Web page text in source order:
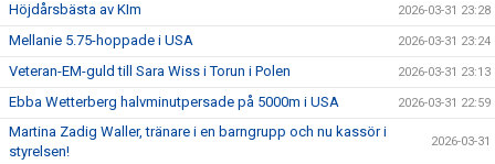
Höjdårsbästa av KIm 2026-03-31 23:28
Mellanie 5.75-hoppade i USA 2026-03-31 23:24
Veteran-EM-guld till Sara Wiss i Torun i Polen 2026-03-31 23:13
Ebba Wetterberg halvminutpersade på 5000m i USA 2026-03-31 22:59
Martina Zadig Waller, tränare i en barngrupp och nu kassör i
styrelsen!
2026-03-31